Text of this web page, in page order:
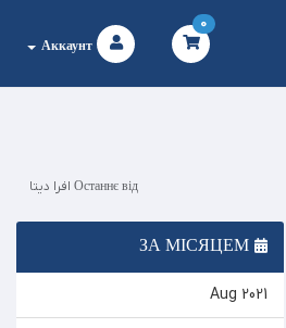
0
Аккаунт
Останнє від افرا دیتا
Aug 2021